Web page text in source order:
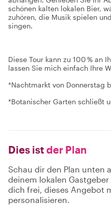
schönen kalten lokalen Bier,
zuhören, die Musik spielen
singen.
Diese Tour kann zu 100 % an
lassen Sie mich einfach Ihre
*Nachtmarkt von Donnerstag
*Botanischer Garten schließt
Dies ist der Plan
Schau dir den Plan unten
deinem lokalen
dich frei, dieses Angebot
personalisieren.